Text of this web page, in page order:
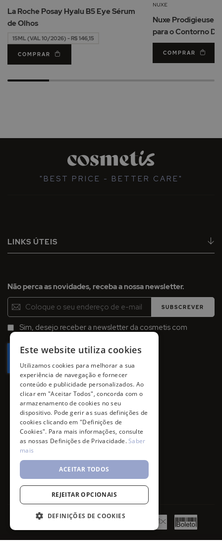
Desejos
La Roche Posay Hyalu B5 Eye Sérum
de Olhos
15ML (VAL 10/2026) - R$ 146,15
COMPRAR
NUXE
Nuxe Prodigieuse
para o Contorno
COMPRAR
"BEST PRICE - BETTER CARE"
LINKS ÚTEIS
Não perca as novidades, receba a nossa newsletter.
Inscreva-
se
na
Newsletter:
SUBSCREVER
Sim, desejo receber a newsletter da cosmetis com
Este website utiliza cookies
Utilizamos cookies para melhorar a sua
experiência de navegação e fornecer
conteúdo e publicidade personalizados. Ao
clicar em "Aceitar Todos", concorda com o
armazenamento de cookies no seu
dispositivo. Pode gerir as suas definições de
cookies clicando em "Definições de
Cookies". Para mais informações, consulte
as nossas Definições de Privacidade.Saber
mais
ACEITAR TODOS
REJEITAR OPCIONAIS
DEFINIÇÕES DE COOKIES